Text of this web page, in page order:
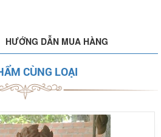
HƯỚNG DẪN MUA HÀNG
CÙNG LOẠI